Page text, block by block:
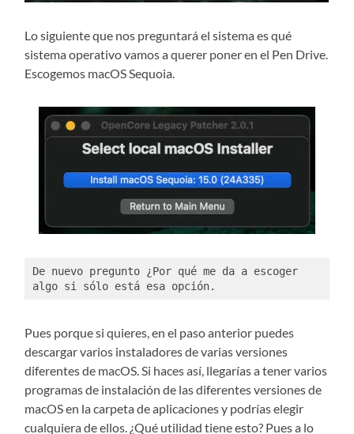
Lo siguiente que nos preguntará el sistema es qué
sistema operativo vamos a querer poner en el Pen Drive.
Escogemos macOS Sequoia.
De nuevo pregunto ¿Por qué me da a escoger
algo si sólo está esa opción.
Pues porque si quieres, en el paso anterior puedes
descargar varios instaladores de varias versiones
diferentes de macOS. Si haces así, llegarías a tener varios
programas de instalación de las diferentes versiones de
macOS en la carpeta de aplicaciones y podrías elegir
cualquiera de ellos. ¿Qué utilidad tiene esto? Pues a lo